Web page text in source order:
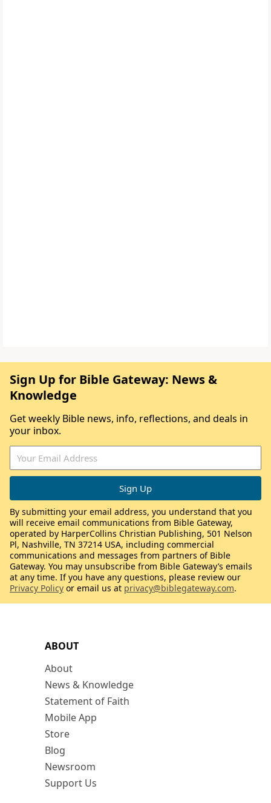
ABOUT
About
News & Knowledge
Statement of Faith
Mobile App
Store
Blog
Newsroom
Support Us
Sign Up for Bible Gateway: News &
Knowledge
Get weekly Bible news, info, reflections, and deals in
your inbox.
By submitting your email address, you understand that you
will receive email communications from Bible Gateway,
operated by HarperCollins Christian Publishing, 501 Nelson
Pl, Nashville, TN 37214 USA, including commercial
communications and messages from partners of Bible
Gateway. You may unsubscribe from Bible Gateway’s emails
at any time. If you have any questions, please review our
Privacy Policy or email us at privacy@biblegateway.com.